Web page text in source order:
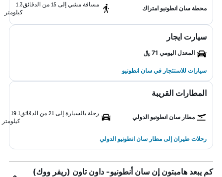
محطة سان انطونيو امتراك
مسافة مشي إلى 15 من الدقائق
1.3
كيلومتر
سيارت ايجار
المعدل اليومي 71 ﷼
سيارات للاستئجار في سان انطونيو
المطارات القريبة
مطار سان انطونيو الدولي
رحلة بالسيارة إلى 21 من الدقائق
19.1
كيلومتر
رحلات طيران إلى مطار سان انطونيو الدولي
كم يبعد هامبتون إن سان أنطونيو- داون تاون (ريفر ووك)